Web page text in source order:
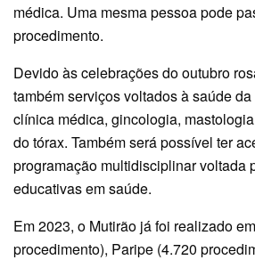
médica. Uma mesma pessoa pode
procedimento.
Devido às celebrações do outubro
também serviços voltados à saúde
clínica médica, gincologia,
do tórax. Também será possível ter
programação multidisciplinar voltada
educativas em saúde.
Em 2023, o Mutirão já foi realizado
procedimento), Paripe (4.720